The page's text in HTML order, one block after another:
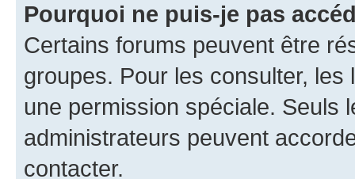
Pourquoi ne puis-je pas
Certains forums peuvent être
groupes. Pour les consulter,
une permission spéciale. Seuls
administrateurs peuvent
contacter.